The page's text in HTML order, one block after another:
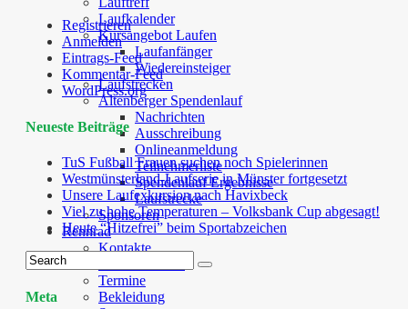
Laufkalender
Kursangebot Laufen
Laufanfänger
Wiedereinsteiger
Laufstrecken
Altenberger Spendenlauf
Nachrichten
Ausschreibung
Onlineanmeldung
Teilnehmerliste
Spendenlauf Ergebnisse
Laufstrecke
Sponsoren
Rennrad
Kontakte
Termine
Bekleidung
Registrieren
Anmelden
Eintrags-Feed
Kommentar-Feed
WordPress.org
Neueste Beiträge
TuS Fußball Frauen suchen noch Spielerinnen
Westmünsterland-Laufserie in Münster fortgesetzt
Unsere Laufexkursion nach Havixbeck
Viel zu hohe Temperaturen – Volksbank Cup abgesagt!
Heute “Hitzefrei” beim Sportabzeichen
Meta